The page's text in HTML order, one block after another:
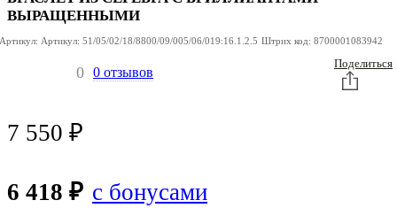
ВЫРАЩЕННЫМИ
Артикул: Артикул: 51/05/02/18/8800/09/005/06/019:16.1.2.5 Штрих код: 8700001083942
0 0 отзывов
Поделиться
7 550 ₽
6 418 ₽ с бонусами